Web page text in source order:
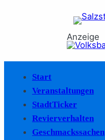
Anzeige
Start
Veranstaltungen
StadtTicker
Revierverhalten
Geschmackssachen